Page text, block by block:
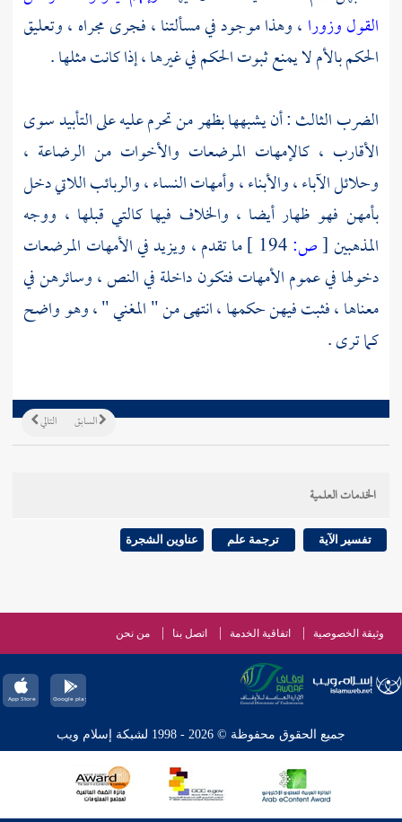
القول وزورا ، وهذا موجود في مسألتنا ، فجرى مجراه ، وتعليق
الحكم بالأم لا يمنع ثبوت الحكم في غيرها ، إذا كانت مثلها .
الضرب الثالث : أن يشبهها بظهر من تحرم عليه على التأبيد سوى
الأقارب ، كالإمهات المرضعات والأخوات من الرضاعة ،
وحلائل الآباء ، والأبناء ، وأمهات النساء ، والربائب اللاتي دخل
بأمهن فهو ظهار أيضا ، والخلاف فيها كالتي قبلها ، ووجه
المذهبين[ص:
ما تقدم ، ويزيد في الأمهات المرضعات
دخولها في عموم الأمهات فتكون داخلة في النص ، وسائرهن في
معناها ، فثبت فيهن حكمها ، انتهى من " المغني " ، وهو واضح
كما ترى .
التالي السابق
الخدمات العلمية
تفسير الآية ترجمة علم عناوين الشجرة
وثيقة الخصوصية اتفاقية الخدمة اتصل بنا من نحن
جميع الحقوق محفوظة © 2026 - 1998 لشبكة إسلام ويب